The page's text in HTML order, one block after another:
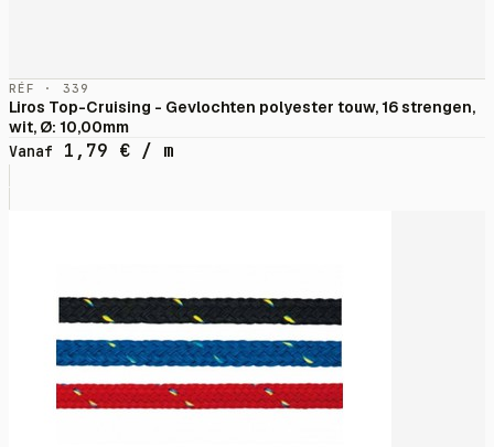
RÉF · 339
Liros Top-Cruising - Gevlochten polyester touw, 16 strengen,
wit, Ø: 10,00mm
Vanaf
1,79 € / m